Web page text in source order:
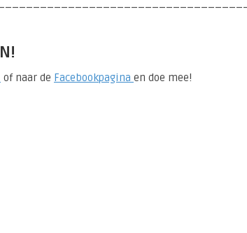
of naar de Facebookpagina en doe mee!